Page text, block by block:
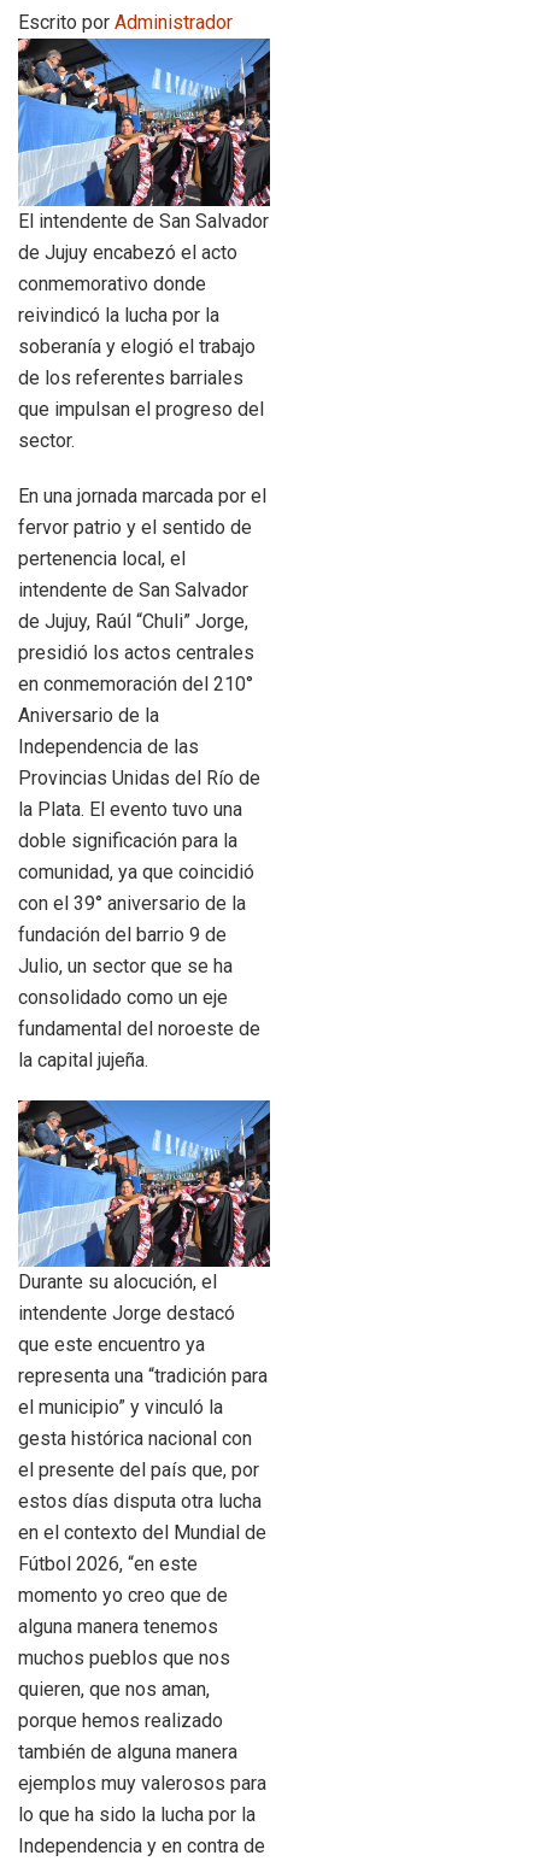
Escrito por Administrador
El intendente de San Salvador
de Jujuy encabezó el acto
conmemorativo donde
reivindicó la lucha por la
soberanía y elogió el trabajo
de los referentes barriales
que impulsan el progreso del
sector.
En una jornada marcada por el
fervor patrio y el sentido de
pertenencia local, el
intendente de San Salvador
de Jujuy, Raúl “Chuli” Jorge,
presidió los actos centrales
en conmemoración del 210°
Aniversario de la
Independencia de las
Provincias Unidas del Río de
la Plata. El evento tuvo una
doble significación para la
comunidad, ya que coincidió
con el 39° aniversario de la
fundación del barrio 9 de
Julio, un sector que se ha
consolidado como un eje
fundamental del noroeste de
la capital jujeña.
Durante su alocución, el
intendente Jorge destacó
que este encuentro ya
representa una “tradición para
el municipio” y vinculó la
gesta histórica nacional con
el presente del país que, por
estos días disputa otra lucha
en el contexto del Mundial de
Fútbol 2026, “en este
momento yo creo que de
alguna manera tenemos
muchos pueblos que nos
quieren, que nos aman,
porque hemos realizado
también de alguna manera
ejemplos muy valerosos para
lo que ha sido la lucha por la
Independencia y en contra de